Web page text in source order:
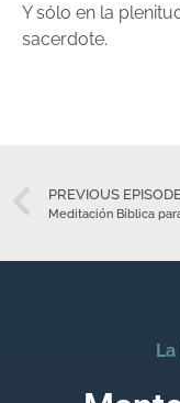
Y sólo en la
sacerdote.
PREVIOUS